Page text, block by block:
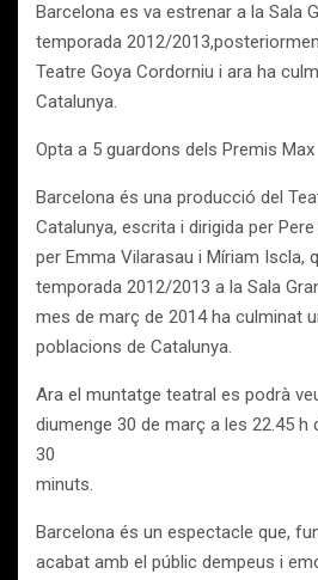
Barcelona es va estrenar a la Sala
temporada 2012/
Teatre Goya Cordorniu i ara ha
Catalunya.
Opta a 5 guardons dels Premis Max
Barcelona és una producció del
Catalunya, escrita i dirigida per
per Emma Vilarasau i Míriam Iscla,
temporada 2012/2013 a la Sala
mes de març de 2014 ha culminat
poblacions de Catalunya.
Ara el muntatge teatral es podrà
diumenge 30 de març a les 22.45 h
30
minuts.
Barcelona és un espectacle que,
acabat amb el públic dempeus i